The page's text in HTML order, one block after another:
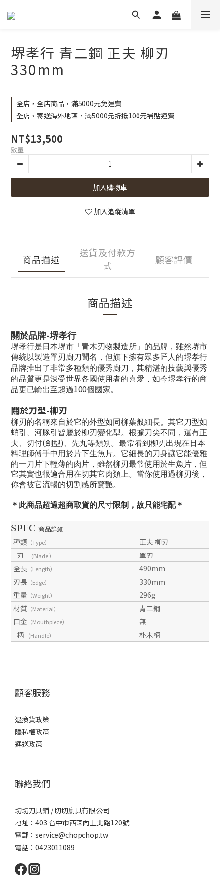
堺孝行 青二鋼 正夫 柳刃
330mm
全店，全店商品，滿5000元免運費
全店，寄送海外地區，滿5000元折抵100元補貼運費
NT$13,500
數量
加入購物車
加入追蹤清單
商品描述
送貨及付款方
式
顧客評價
商品描述
關於品牌-堺孝行
堺孝行是日本堺市「青木刃物製造所」的品牌，雖然堺市
傳統以製造單刃廚刀聞名，但旗下擁有眾多匠人的堺孝行
品牌推出了非常多種類的優秀廚刀，其精湛的技藝與優秀
的品質更是深受世界各國使用者的喜愛，如今堺孝行的商
品更已輸出至超過100個國家。
關於刀型-柳刃
柳刃的名稱來自於它的外型如同柳葉般細長。其它刀型如
蛸引、河豚引皆屬於柳刃變化型。根據刀尖不同，還有正
夫、切付(劍型) 、先丸等類別。最常看到柳刃出現在日本
料理師傅手中用於片下生魚片。它細長的刀身讓它能優雅
的一刀片下輕薄的肉片，雖然柳刃最常使用於生魚片，但
它其實也很適合用在切其它肉類上。當你使用過柳刃後，
你會被它流暢的切割感所驚艷。
＊此商品超過超商取貨的尺寸限制，故只能宅配＊
SPEC 商品詳細
種類 （Type）
正夫 柳刃
刃 (Blade ）
單刃
全長 （Length）
490mm
刃長 （Edge）
330mm
重量 （Weight）
296g
材質 （Material）
青二鋼
口金 （Mouthpiece）
無
柄 (Handle） 朴木柄
顧客服務
退換貨政策
隱私權政策
運送政策
聯絡我們
切切刀具鋪 / 切切廚具有限公司
地址：403 台中市西區向上北路120號
電郵：service@chopchop.tw
電話：0423011089